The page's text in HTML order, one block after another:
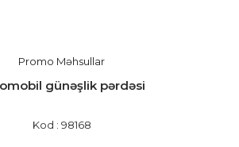
Promo Məhsullar
günəşlik pərdəsi
Kod : 98168